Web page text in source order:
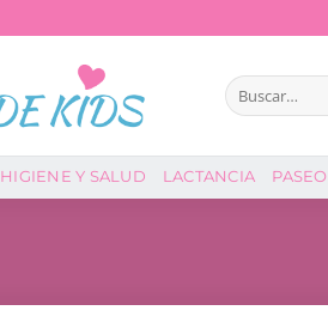
Buscar
por:
HIGIENE Y SALUD LACTANCIA PASEO